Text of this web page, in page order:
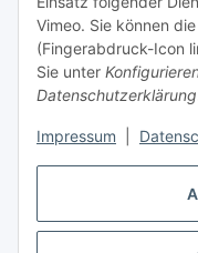
Vimeo. Sie können
(Fingerabdruck-Icon
Sie unter
Datenschutzerklärung
Impressum
Erreichbarkeit
Mo – Fr 08:00 Uhr –
Außerhalb dieser Zeit
Sie möchten, dass wir
Ihre Terminvorschläge